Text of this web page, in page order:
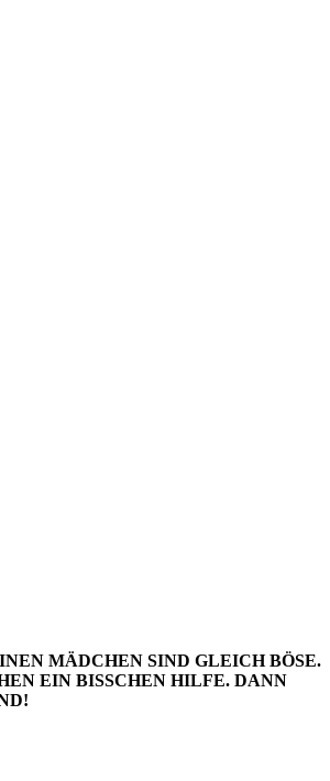
MÄDCHEN SIND GLEICH BÖSE.
EIN BISSCHEN HILFE. DANN